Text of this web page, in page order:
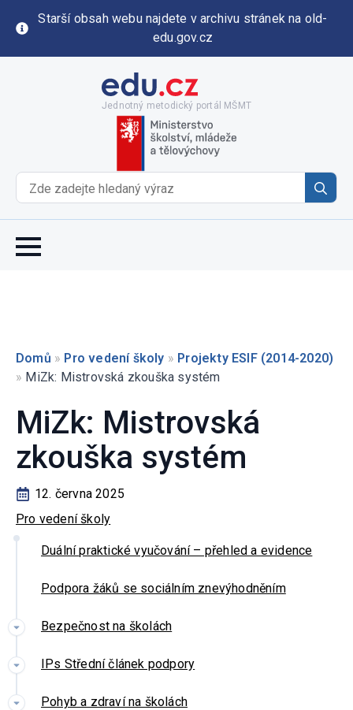
Starší obsah webu najdete v archivu stránek na old-
edu.gov.cz
Jednotný metodický portál MŠMT
for:
Domů » Pro vedení školy » Projekty ESIF (2014-2020)
» MiZk: Mistrovská zkouška systém
MiZk: Mistrovská
zkouška systém
12. června 2025
Pro vedení školy
Duální praktické vyučování – přehled a evidence
Podpora žáků se sociálním znevýhodněním
Bezpečnost na školách
IPs Střední článek podpory
Pohyb a zdraví na školách